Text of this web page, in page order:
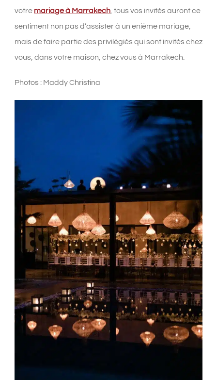
votre mariage à Marrakech , tous vos invités auront ce
sentiment non pas d’assister à un enième mariage,
mais de faire partie des privilégiés qui sont invités chez
vous, dans votre maison, chez vous à Marrakech.
Photos : Maddy Christina